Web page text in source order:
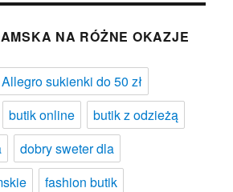
NA RÓŻNE OKAZJE
Allegro sukienki do 50 zł
butik online
butik z odzieżą
dobry sweter dla
fashion butik